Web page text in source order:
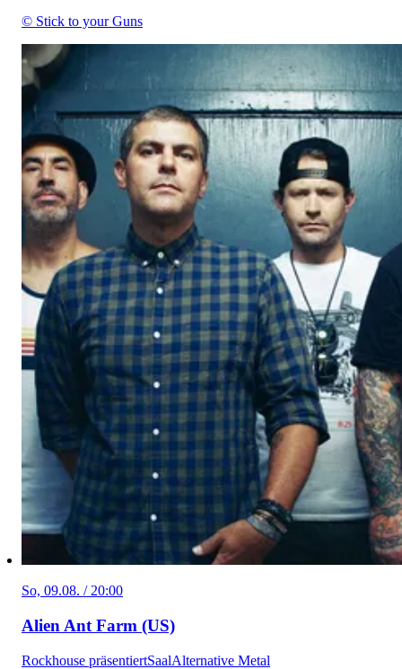
© Stick to your Guns
So, 09.08. / 20:00
Alien Ant Farm (US)
Rockhouse präsentiertSaalAlternative Metal